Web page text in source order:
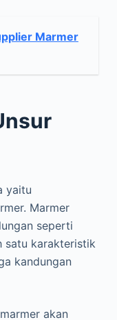
Marmer
yaitu
Marmer
seperti
satu karakteristik
kandungan
akan